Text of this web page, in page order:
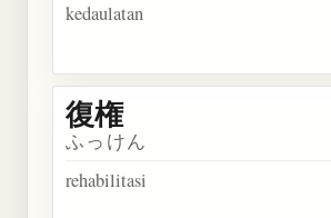
kedaulatan
復権
ふっけん
rehabilitasi